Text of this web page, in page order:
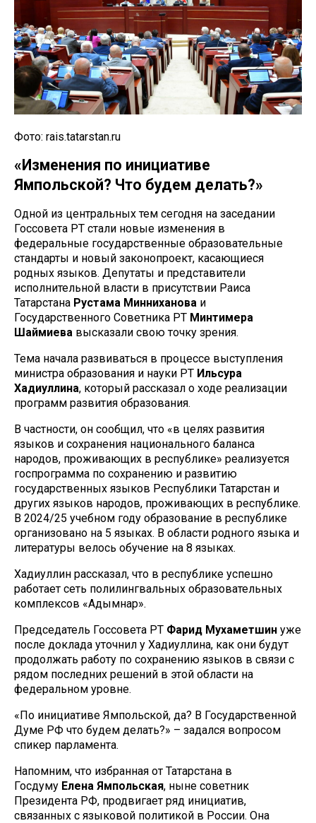
Фото: rais.tatarstan.ru
«Изменения по инициативе
Ямпольской? Что будем делать?»
Одной из центральных тем сегодня на заседании
Госсовета РТ стали новые изменения в
федеральные государственные образовательные
стандарты и новый законопроект, касающиеся
родных языков. Депутаты и представители
исполнительной власти в присутствии Раиса
Татарстана Рустама Минниханова и
Государственного Советника РТ Минтимера
Шаймиева высказали свою точку зрения.
Тема начала развиваться в процессе выступления
министра образования и науки РТ Ильсура
Хадиуллина, который рассказал о ходе реализации
программ развития образования.
В частности, он сообщил, что «в целях развития
языков и сохранения национального баланса
народов, проживающих в республике» реализуется
госпрограмма по сохранению и развитию
государственных языков Республики Татарстан и
других языков народов, проживающих в республике.
В 2024/25 учебном году образование в республике
организовано на 5 языках. В области родного языка и
литературы велось обучение на 8 языках.
Хадиуллин рассказал, что в республике успешно
работает сеть полилингвальных образовательных
комплексов «Адымнар».
Председатель Госсовета РТ Фарид Мухаметшин уже
после доклада уточнил у Хадиуллина, как они будут
продолжать работу по сохранению языков в связи с
рядом последних решений в этой области на
федеральном уровне.
«По инициативе Ямпольской, да? В Государственной
Думе РФ что будем делать?» – задался вопросом
спикер парламента.
Напомним, что избранная от Татарстана в
Госдуму Елена Ямпольская, ныне советник
Президента РФ, продвигает ряд инициатив,
связанных с языковой политикой в России. Она